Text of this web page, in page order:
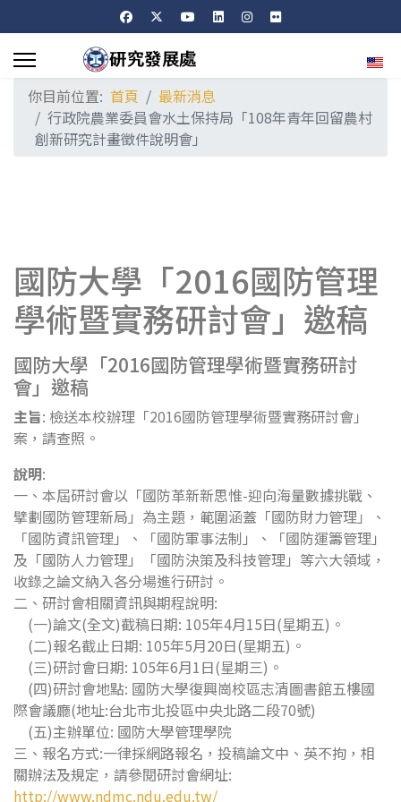
選擇
你目前位置: 首頁
最新消息
行政院農業委員會水土保持局「108年青年回留農村
創新研究計畫徵件說明會」
國防大學「2016國防管理
學術暨實務研討會」邀稿
國防大學「2016國防管理學術暨實務研討
會」邀稿
主旨: 檢送本校辦理「2016國防管理學術暨實務研討會」
案，請查照。
說明:
一、本屆研討會以「國防革新新思惟-迎向海量數據挑戰、
擘劃國防管理新局」為主題，範圍涵蓋「國防財力管理」、
「國防資訊管理」、「國防軍事法制」、「國防運籌管理」
及「國防人力管理」「國防決策及科技管理」等六大領域，
收錄之論文納入各分場進行研討。
二、研討會相關資訊與期程說明:
(一)論文(全文)截稿日期: 105年4月15日(星期五)。
(二)報名截止日期: 105年5月20日(星期五)。
(三)研討會日期: 105年6月1日(星期三)。
(四)研討會地點: 國防大學復興崗校區志清圖書館五樓國
際會議廳(地址:台北市北投區中央北路二段70號)
(五)主辦單位: 國防大學管理學院
三、報名方式:一律採網路報名，投稿論文中、英不拘，相
關辦法及規定，請參閱研討會網址:
http://www.ndmc.ndu.edu.tw/